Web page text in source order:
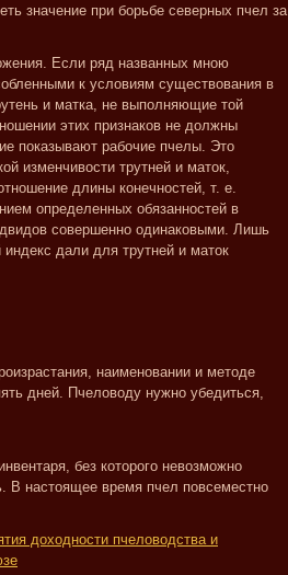
значение при борьбе северных пчел за
Если ряд названных мною
к условиям существования в
и матка, не выполняющие той
этих признаков не должны
показывают рабочие пчелы. Это
изменчивости трутней и маток,
длины конечностей, т. е.
определенных обязанностей в
совершенно одинаковыми. Лишь
дали для трутней и маток
наименовании и методе
дней. Пчеловоду нужно убедиться,
без которого невозможно
В настоящее время пчел повсеместно
доходности пчеловодства и